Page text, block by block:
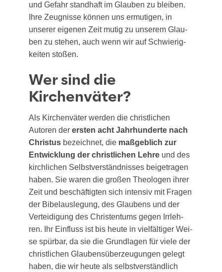
und Gefahr stand­haft im Glau­ben zu blei­ben.
Ihre Zeug­nis­se kön­nen uns ermu­ti­gen, in
unse­rer eige­nen Zeit mutig zu unse­rem Glau­
ben zu ste­hen, auch wenn wir auf Schwie­rig­
kei­ten stoßen.
Wer sind die
Kirchenväter?
Als Kir­chen­vä­ter wer­den die christ­li­chen
Autoren der ers­ten acht Jahr­hun­der­te nach
Chris­tus bezeich­net, die maß­geb­lich zur
Ent­wick­lung der christ­li­chen Leh­re und des
kirch­li­chen Selbst­ver­ständ­nis­ses bei­getra­gen
haben. Sie waren die gro­ßen Theo­lo­gen ihrer
Zeit und beschäf­tig­ten sich inten­siv mit Fra­gen
der Bibel­aus­le­gung, des Glau­bens und der
Ver­tei­di­gung des Chris­ten­tums gegen Irr­leh­
ren. Ihr Ein­fluss ist bis heu­te in viel­fäl­ti­ger Wei­
se spür­bar, da sie die Grund­la­gen für vie­le der
christ­li­chen Glau­bens­über­zeu­gun­gen gelegt
haben, die wir heu­te als selbst­ver­ständ­lich